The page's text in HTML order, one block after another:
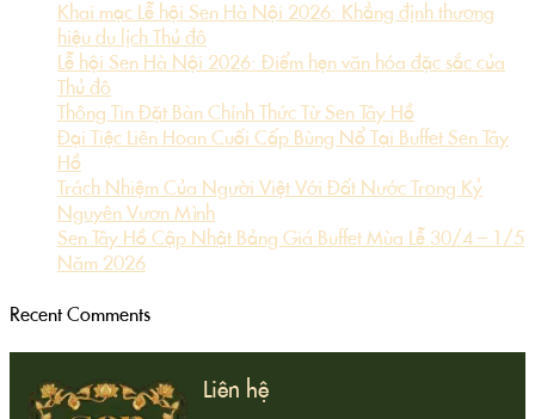
Khai mạc Lễ hội Sen Hà Nội 2026: Khẳng định thương
hiệu du lịch Thủ đô
Lễ hội Sen Hà Nội 2026: Điểm hẹn văn hóa đặc sắc của
Thủ đô
Thông Tin Đặt Bàn Chính Thức Từ Sen Tây Hồ
Đại Tiệc Liên Hoan Cuối Cấp Bùng Nổ Tại Buffet Sen Tây
Hồ
Trách Nhiệm Của Người Việt Với Đất Nước Trong Kỷ
Nguyên Vươn Mình
Sen Tây Hồ Cập Nhật Bảng Giá Buffet Mùa Lễ 30/4 – 1/5
Năm 2026
Recent Comments
Liên hệ